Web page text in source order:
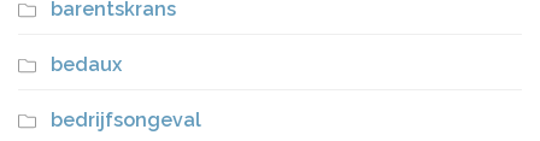
barentskrans
bedaux
bedrijfsongeval